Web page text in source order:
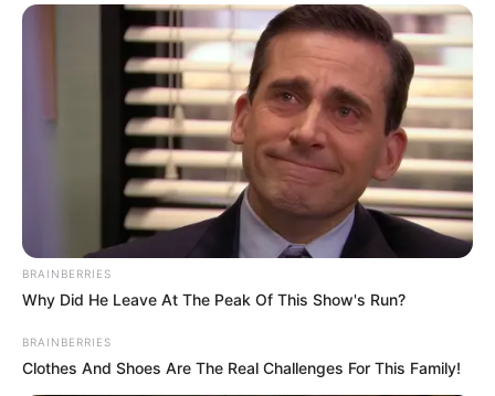
BRAINBERRIES
Why Did He Leave At The Peak Of This Show's Run?
BRAINBERRIES
Clothes And Shoes Are The Real Challenges For This Family!